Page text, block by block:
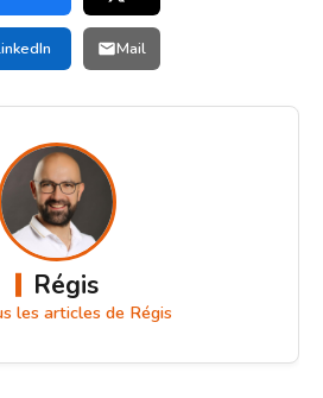
Mail
Régis
les articles de Régis